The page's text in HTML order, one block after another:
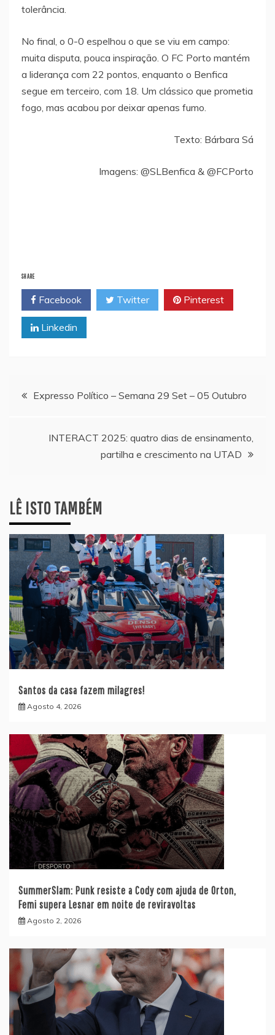
tolerância.
No final, o 0-0 espelhou o que se viu em campo:
muita disputa, pouca inspiração. O FC Porto mantém
a liderança com 22 pontos, enquanto o Benfica
segue em terceiro, com 18. Um clássico que prometia
fogo, mas acabou por deixar apenas fumo.
Texto: Bárbara Sá
Imagens: @SLBenfica & @FCPorto
SHARE
Facebook Twitter Pinterest
Linkedin
Navegação
Expresso Político – Semana 29 Set – 05 Outubro
INTERACT 2025: quatro dias de ensinamento,
partilha e crescimento na UTAD
LÊ ISTO TAMBÉM
Santos da casa fazem milagres!
Agosto 4, 2026
SummerSlam: Punk resiste a Cody com ajuda de Orton,
Femi supera Lesnar em noite de reviravoltas
Agosto 2, 2026